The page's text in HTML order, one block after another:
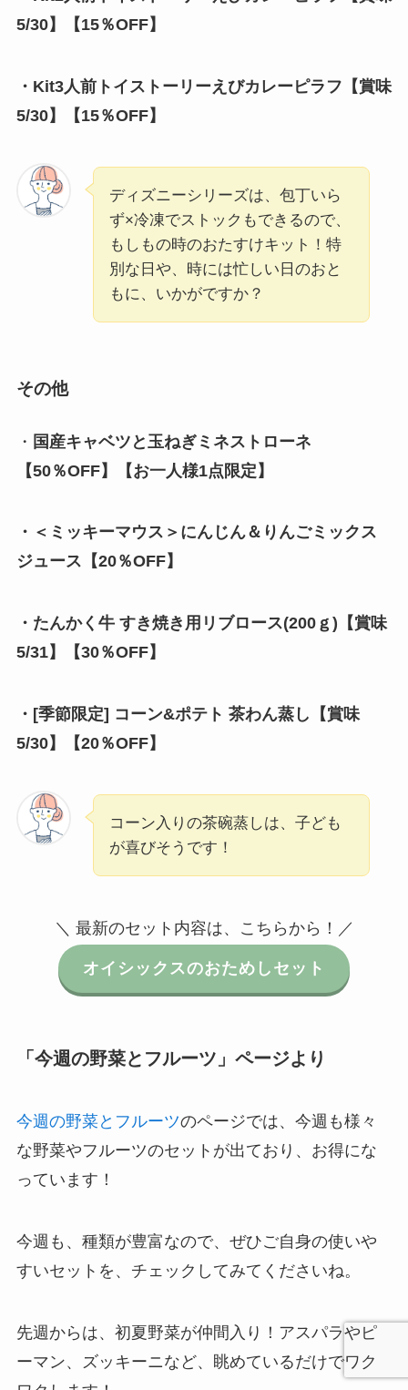
5/30】【15％OFF】
・Kit3人前トイストーリーえびカレーピラフ【賞味
5/30】【15％OFF】
ディズニーシリーズは、包丁いら
ず×冷凍でストックもできるので、
もしもの時のおたすけキット！特
別な日や、時には忙しい日のおと
もに、いかがですか？
その他
・ 国産キャベツと玉ねぎミネストローネ
【50％OFF】
【お一人様1点限定】
・＜ミッキーマウス＞にんじん＆りんごミックス
ジュース【20％OFF】
・たんかく牛 すき焼き用リブロース(200ｇ)【賞味
5/31】【30％OFF】
・[季節限定] コーン&ポテト 茶わん蒸し【賞味
5/30】【20％OFF】
コーン入りの茶碗蒸しは、子ども
が喜びそうです！
＼ 最新のセット内容は、こちらから！／
オイシックスのおためしセット
「今週の野菜とフルーツ」ページより
今週の野菜とフルーツのページでは、今週も様々
な野菜やフルーツのセットが出ており、お得にな
っています！
今週も、種類が豊富なので、ぜひご自身の使いや
すいセットを、チェックしてみてくださいね。
先週からは、初夏野菜が仲間入り！アスパラやピ
ーマン、ズッキーニなど、眺めているだけでワク